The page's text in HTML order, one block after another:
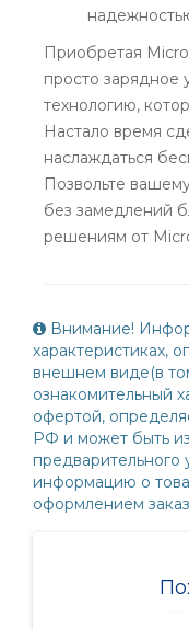
Приобретая
просто зарядное
технологию,
Настало время
наслаждаться
Позвольте
без замедлений
решениям от
Внимание!
характеристиках,
внешнем виде(в
ознакомительный
офертой,
РФ и может быть
предварительного
информацию о
оформлением